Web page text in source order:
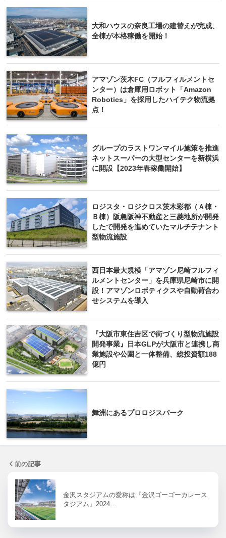
大和ハウスの奈良工場の建替えが完成、
全棟が本格稼働を開始！
アマゾン茨木FC（フルフィルメントセ
ンター）は倉庫用ロボット「Amazon
Robotics」を採用したハイテク物流拠
点！
グループのラストワンマイル施策を推進
ネットスーパーの大型センターを新横浜
に開設【2023年春稼働開始】
ロジスタ・ロジクロス茨木彩都（Ａ棟・
Ｂ棟）阪急阪神不動産と三菱地所が開発
したで開発を進めていたマルチテナント
型物流施設
西日本最大規模「アマゾン尼崎フルフィ
ルメントセンター」を兵庫県尼崎市に開
設！アマゾンロボティクスや自動荷合わ
せシステムを導入
『大阪市東住吉区で街づくり型物流施設
開発事業』日本GLPが大阪市と連携し商
業施設や公園と一体整備、総投資額188
億円
舞洲にあるプロロジスパーク
前の記事
金沢スタジアムの愛称は『金沢ゴーゴーカレース
タジアム』2024…